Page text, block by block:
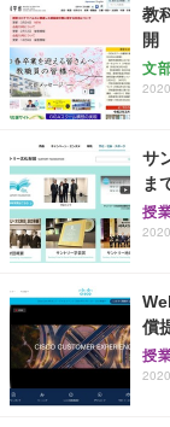
教
開
文
サ
ま
授
償
授